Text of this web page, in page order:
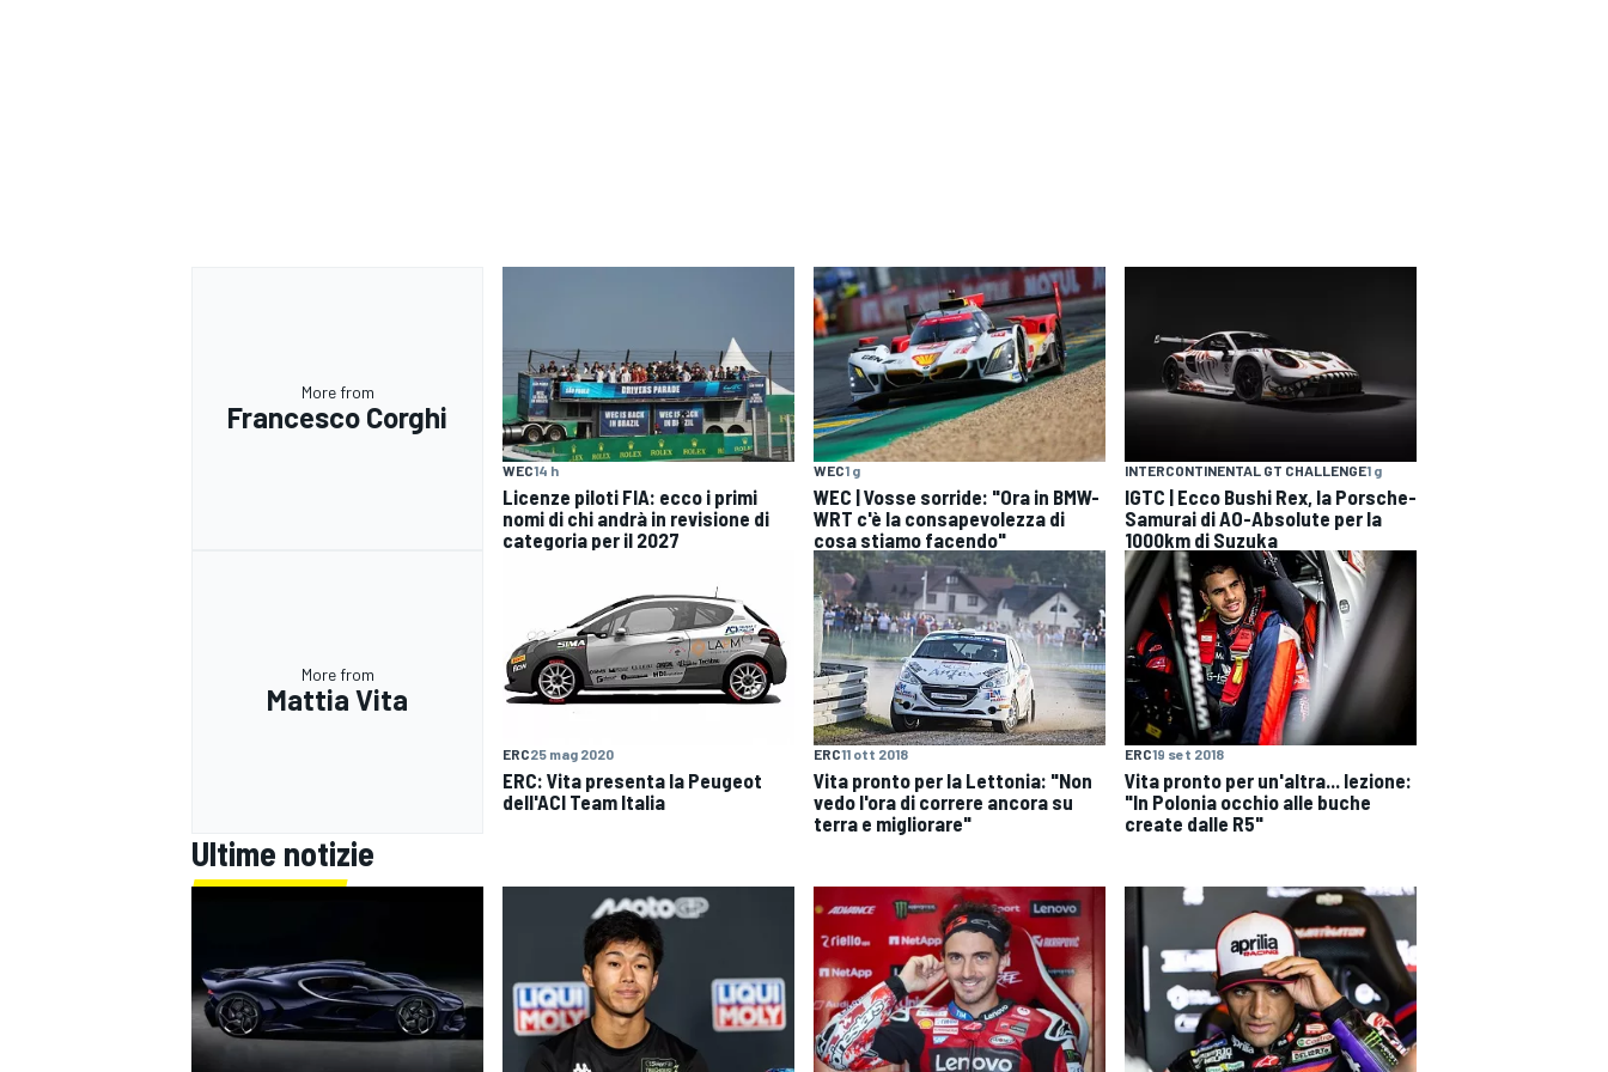
RALLY
More from
Francesco Corghi
WEC14 h
Licenze piloti FIA: ecco i primi
nomi di chi andrà in revisione di
categoria per il 2027
WEC1 g
WEC | Vosse sorride: "Ora in BMW-
WRT c'è la consapevolezza di
cosa stiamo facendo"
INTERCONTINENTAL GT CHALLENGE1 g
IGTC | Ecco Bushi Rex, la Porsche-
Samurai di AO-Absolute per la
1000km di Suzuka
More from
Mattia Vita
ERC25 mag 2020
ERC: Vita presenta la Peugeot
dell'ACI Team Italia
ERC11 ott 2018
Vita pronto per la Lettonia: "Non
vedo l'ora di correre ancora su
terra e migliorare"
ERC19 set 2018
Vita pronto per un'altra... lezione:
"In Polonia occhio alle buche
create dalle R5"
Ultime notizie